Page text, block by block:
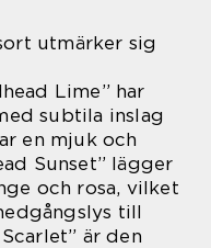
utmärker sig
Lime” har
subtila inslag
en mjuk och
Sunset” lägger
och rosa, vilket
till
är den